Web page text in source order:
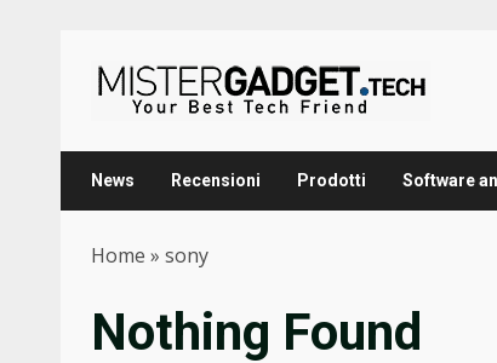
content
News Recensioni Prodotti Software
Home » sony
Nothing Found